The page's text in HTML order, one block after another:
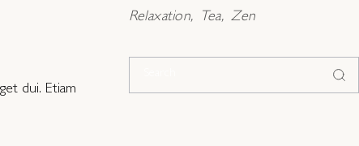
dui. Etiam
Relaxation
Tea Zen